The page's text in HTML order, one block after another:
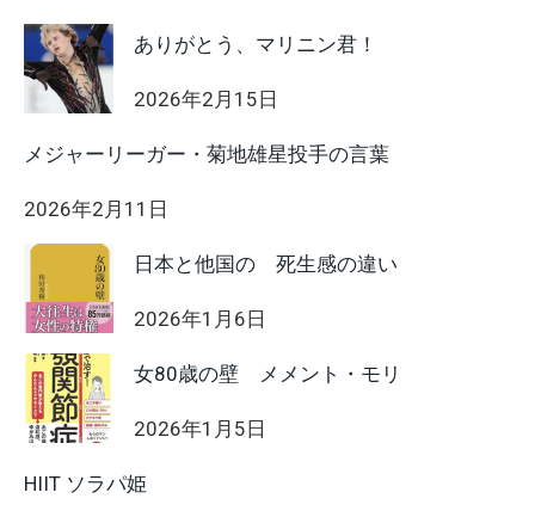
ありがとう、マリニン君！
2026年2月15日
メジャーリーガー・菊地雄星投手の言葉
2026年2月11日
日本と他国の 死生感の違い
2026年1月6日
女80歳の壁 メメント・モリ
2026年1月5日
HIIT ソラパ姫